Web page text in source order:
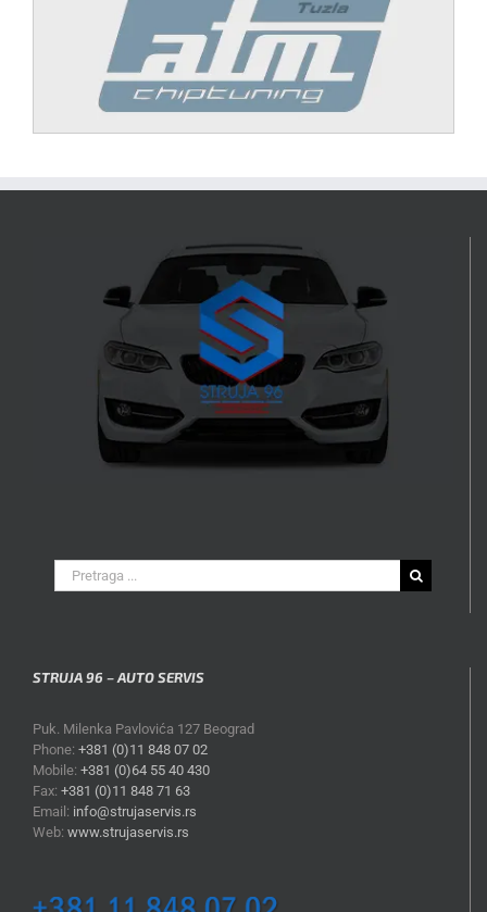
Search
for:
STRUJA 96 – AUTO SERVIS
Puk. Milenka Pavlovića 127 Beograd
Phone: +381 (0)11 848 07 02
Mobile: +381 (0)64 55 40 430
Fax: +381 (0)11 848 71 63
Email: info@strujaservis.rs
Web: www.strujaservis.rs